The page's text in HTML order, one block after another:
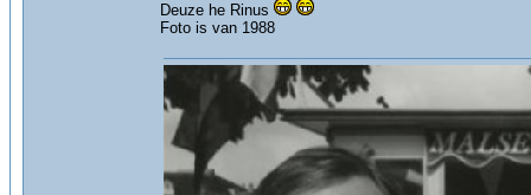
Deuze he Rinus
Foto is van 1988